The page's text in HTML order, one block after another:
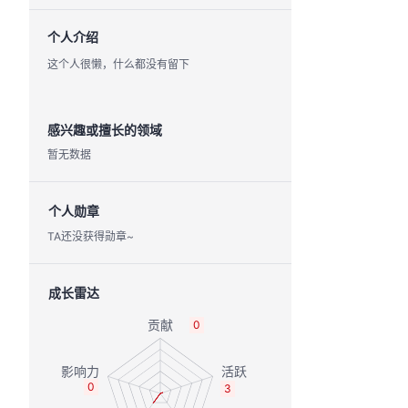
个人介绍
这个人很懒，什么都没有留下
感兴趣或擅长的领域
暂无数据
个人勋章
TA还没获得勋章~
成长雷达
0
3
0